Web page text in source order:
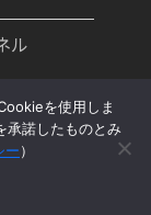
ル
を使用しま
承諾したものとみ
ー）